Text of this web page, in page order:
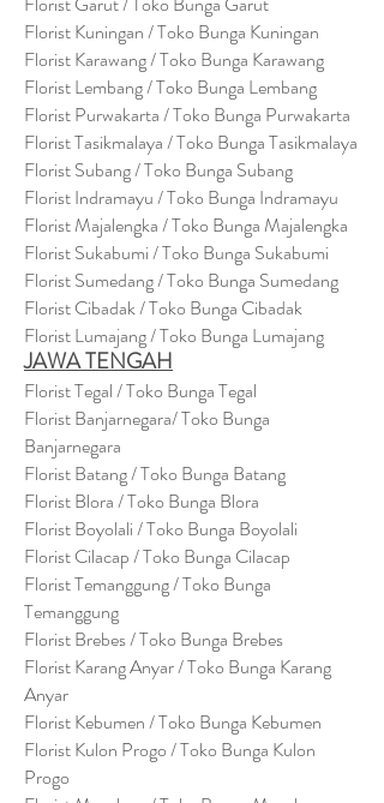
Florist Kuningan / Toko Bunga Kuningan
Florist Karawang / Toko Bunga Karawang
Florist Lembang / Toko Bunga Lembang
Florist Purwakarta / Toko Bunga Purwakarta
Florist Tasikmalaya / Toko Bunga Tasikmalaya
Florist Subang / Toko Bunga Subang
Florist Indramayu / Toko Bunga Indramayu
Florist Majalengka / Toko Bunga Majalengka
Florist Sukabumi / Toko Bunga Sukabumi
Florist Sumedang / Toko Bunga Sumedang
Florist Cibadak / Toko Bunga Cibadak
Florist Lumajang / Toko Bunga Lumajang
JAWA TENGAH
Florist Tegal / Toko Bunga Tegal
Florist Banjarnegara/ Toko Bunga
Banjarnegara
Florist Batang / Toko Bunga Batang
Florist Blora / Toko Bunga Blora
Florist Boyolali / Toko Bunga Boyolali
Florist Cilacap / Toko Bunga Cilacap
Florist Temanggung / Toko Bunga
Temanggung
Florist Brebes / Toko Bunga Brebes
Florist Karang Anyar / Toko Bunga Karang
Anyar
Florist Kebumen / Toko Bunga Kebumen
Florist Kulon Progo / Toko Bunga Kulon
Progo